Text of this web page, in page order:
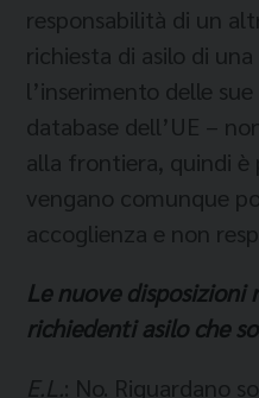
responsabilità di un
richiesta di asilo di
l’inserimento delle
database dell’UE –
alla frontiera, quindi è
vengano comunque
accoglienza e non
Le nuove disposizioni
richiedenti asilo che
E.L.: No. Riguardano